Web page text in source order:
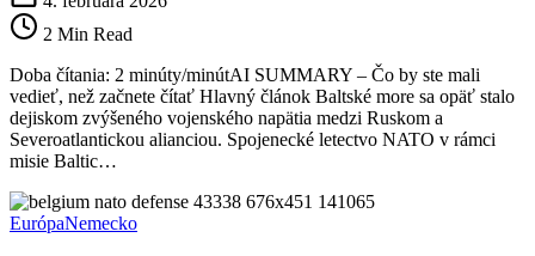
stíhačka
so
špeciálnou
výzbrojou
poplach
v
2 Min Read
Doba čítania: 2 minúty/minútAI SUMMARY – Čo by ste mali
vedieť, než začnete čítať Hlavný článok Baltské more sa opäť stalo
dejiskom zvýšeného vojenského napätia medzi Ruskom a
Severoatlantickou alianciou. Spojenecké letectvo NATO v rámci
misie Baltic…
EurópaNemecko